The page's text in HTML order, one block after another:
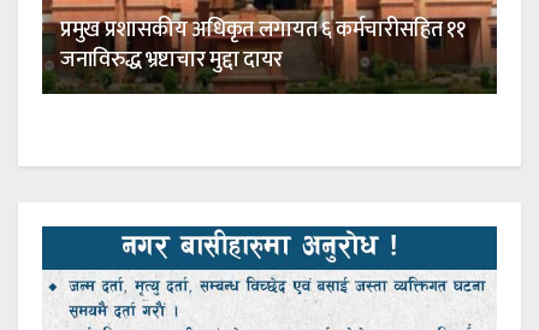
प्रमुख प्रशासकीय अधिकृत लगायत ६ कर्मचारीसहित ११
जनाविरुद्ध भ्रष्टाचार मुद्दा दायर